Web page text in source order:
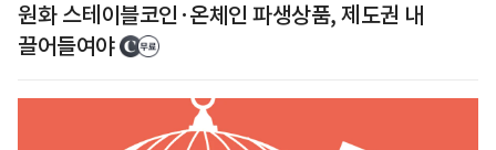
원화 스테이블코인·온체인 파생상품, 제도권 내
끌어들여야